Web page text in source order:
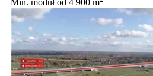
Min. modułod 4 900 m